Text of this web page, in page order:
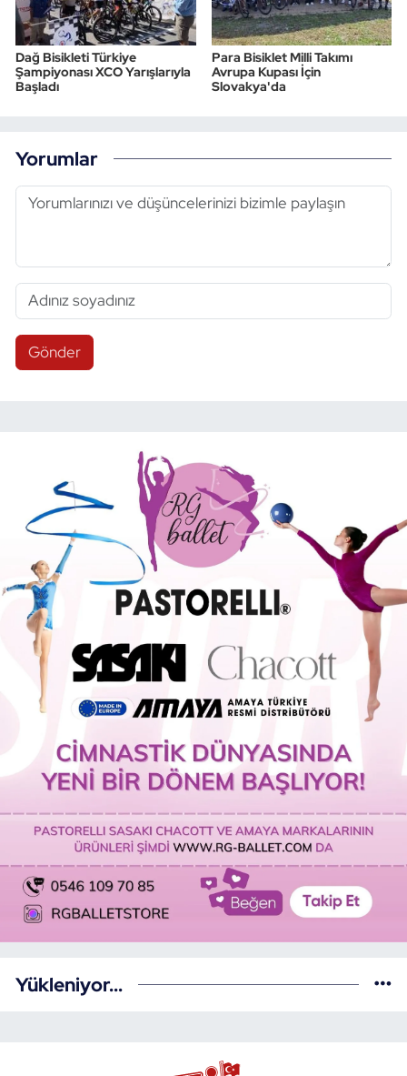
Dağ Bisikleti Türkiye
Şampiyonası XCO Yarışlarıyla
Başladı
Para Bisiklet Milli Takımı
Avrupa Kupası İçin
Slovakya'da
Yorumlar
Gönder
Yükleniyor...